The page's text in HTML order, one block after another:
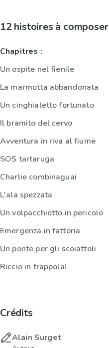
12 histoires à composer
Chapitres :
Un ospite nel fienile
La marmotta abbandonata
Un cinghialetto fortunato
Il bramito del cervo
Avventura in riva al fiume
SOS tartaruga
Charlie combinaguai
L'ala spezzata
Un volpacchiotto in pericolo
Emergenza in fattoria
Un ponte per gli scoiattoli
Riccio in trappola!
Crédits
Alain Surget